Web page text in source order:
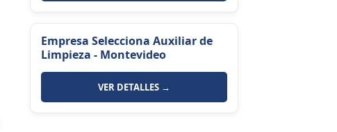
Empresa Selecciona Auxiliar de
Limpieza - Montevideo
VER DETALLES →